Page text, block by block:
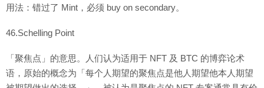
用法：错过了 Mint，必须 buy on secondary。
46.Schelling Point
「聚焦点」的意思。人们认为适用于 NFT 及 BTC 的博弈论术
语，原始的概念为「每个人期望的聚焦点是他人期望他本人期望